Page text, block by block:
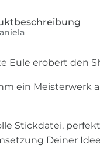
Eule erobert den
ein Meisterwerk
Stickdatei,
Deiner